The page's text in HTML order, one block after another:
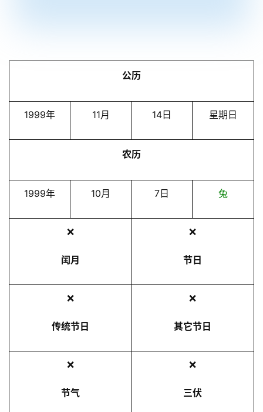
公历
1999年 11月 14日 星期日
农历
1999年 10月 7日 兔
❌
闰月
❌
节日
❌
传统节日
❌
其它节日
❌
节气
❌
三伏